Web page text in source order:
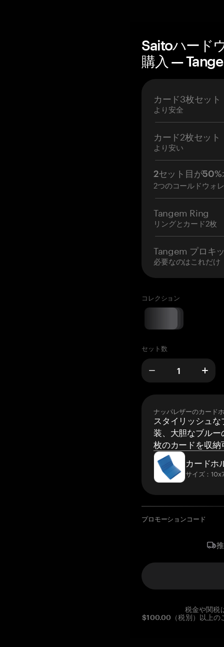
Saitoハード
購入 —
カード3枚セット
より安全
カード2枚セット
より安い
2セット目が50%
2つのコールドウォ
Tangem Ring
リングとカード2枚
Tangem プロキ
必要なのはこれだけ
コレクション
セット数
ナッパレザーのカード
スタイリッシュ
装、大胆なブルー
枚のカードを収納
カードホ
サイズ：
プロモーションコード
税金や関税
$100.00（税別）以上の